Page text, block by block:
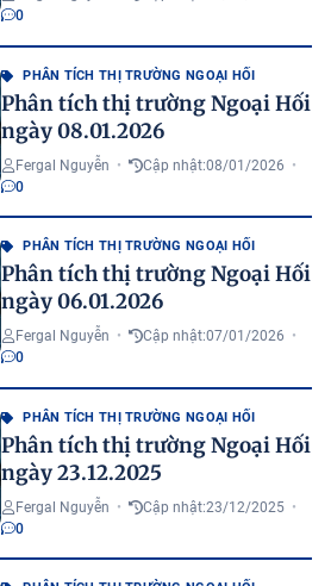
0
PHÂN TÍCH THỊ TRƯỜNG NGOẠI HỐI
Phân tích thị trường Ngoại Hối
ngày 08.01.2026
Fergal Nguyễn • Cập nhật:08/01/2026 •
0
PHÂN TÍCH THỊ TRƯỜNG NGOẠI HỐI
Phân tích thị trường Ngoại Hối
ngày 06.01.2026
Fergal Nguyễn • Cập nhật:07/01/2026 •
0
PHÂN TÍCH THỊ TRƯỜNG NGOẠI HỐI
Phân tích thị trường Ngoại Hối
ngày 23.12.2025
Fergal Nguyễn • Cập nhật:23/12/2025 •
0